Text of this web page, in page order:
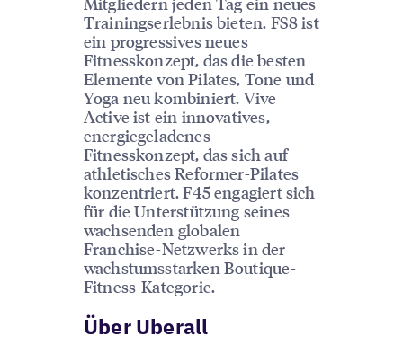
Trainingserlebnis bieten. FS8 ist
ein progressives neues
Fitnesskonzept, das die besten
Elemente von Pilates, Tone und
Yoga neu kombiniert. Vive
Active ist ein innovatives,
energiegeladenes
Fitnesskonzept, das sich auf
athletisches Reformer-Pilates
konzentriert. F45 engagiert sich
für die Unterstützung seines
wachsenden globalen
Franchise-Netzwerks in der
wachstumsstarken Boutique-
Fitness-Kategorie.
Über Uberall